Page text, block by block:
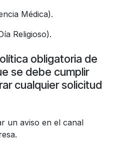
Médica).
Religioso).
obligatoria de
se debe cumplir
cualquier solicitud
un aviso en el canal